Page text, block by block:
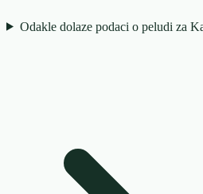
Odakle dolaze podaci o peludi za